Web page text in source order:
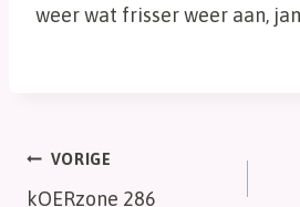
weer wat frisser weer aan,
Bericht
VORIGE
kOERzone 286